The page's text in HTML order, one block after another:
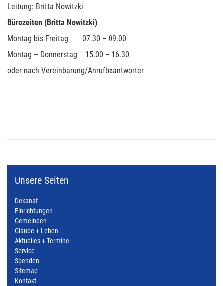
Leitung: Britta Nowitzki
Bürozeiten (Britta Nowitzki)
Montag bis Freitag 07.30 – 09.00
Montag – Donnerstag 15.00 – 16.30
oder nach Vereinbarung/Anrufbeantworter
Unsere Seiten
Dekanat
Einrichtungen
Gemeinden
Glaube + Leben
Aktuelles + Termine
Service
Spenden
Sitemap
Kontakt